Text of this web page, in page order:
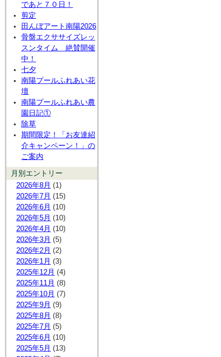
であと７０日！
剪定
田んぼアート南陽2026
骨盤エクササイズレッ
スンタイム 絶賛開催
中！
七夕
南陽プールふれあい花
壇
南陽プールふれあい農
園日記①
除草
期間限定！「お友達紹
介キャンペーン！」の
ご案内
月別エントリー
2026年8月 (1)
2026年7月 (15)
2026年6月 (10)
2026年5月 (10)
2026年4月 (10)
2026年3月 (5)
2026年2月 (2)
2026年1月 (3)
2025年12月 (4)
2025年11月 (8)
2025年10月 (7)
2025年9月 (9)
2025年8月 (8)
2025年7月 (5)
2025年6月 (10)
2025年5月 (13)